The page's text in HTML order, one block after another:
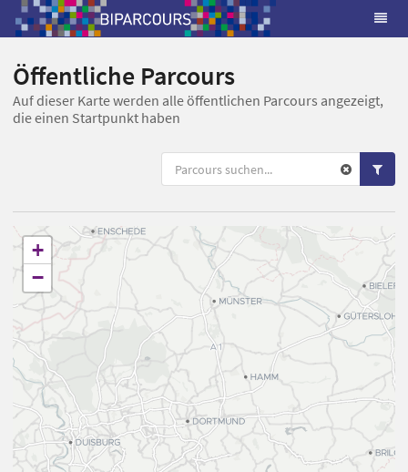
Öffentliche Parcours
Auf dieser Karte werden alle öffentlichen Parcours angezeigt,
die einen Startpunkt haben
+
−